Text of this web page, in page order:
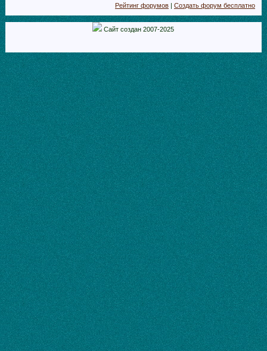
Рейтинг форумов |Создать форум бесплатно
Сайт создан 2007-2025